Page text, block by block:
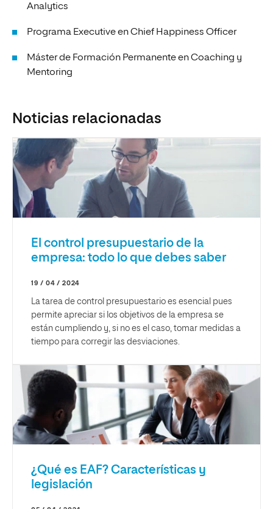
Analytics
Programa Executive en Chief Happiness Officer
Máster de Formación Permanente en Coaching y
Mentoring
Noticias relacionadas
El control presupuestario de la
empresa: todo lo que debes saber
19 / 04 / 2024
La tarea de control presupuestario es esencial pues
permite apreciar si los objetivos de la empresa se
están cumpliendo y, si no es el caso, tomar medidas a
tiempo para corregir las desviaciones.
¿Qué es EAF? Características y
legislación